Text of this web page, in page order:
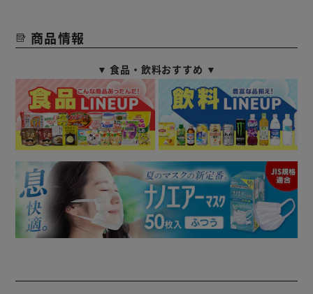
商品情報
▼ 食品・飲料おすすめ ▼